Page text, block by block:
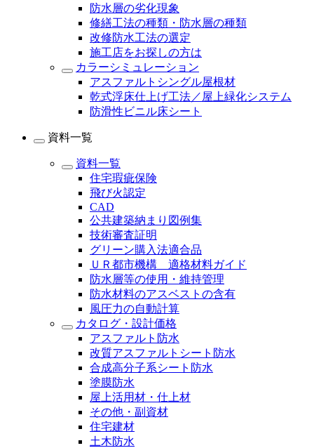
防水層の劣化現象
修繕工法の種類・防水層の種類
改修防水工法の選定
施工店をお探しの方は
カラーシミュレーション
アスファルトシングル屋根材
乾式浮床仕上げ工法／屋上緑化システム
防滑性ビニル床シート
資料一覧
資料一覧
住宅瑕疵保険
飛び火認定
CAD
公共建築納まり図例集
技術審査証明
グリーン購入法適合品
ＵＲ都市機構 適格材料ガイド
防水層等の使用・維持管理
防水材料のアスベストの含有
風圧力の自動計算
カタログ・設計価格
アスファルト防水
改質アスファルトシート防水
合成高分子系シート防水
塗膜防水
屋上活用材・仕上材
その他・副資材
住宅建材
土木防水